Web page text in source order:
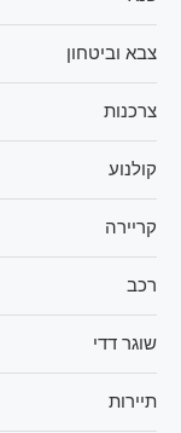
צבא וביטחון
צרכנות
קולנוע
קריירה
רכב
שוגר דדי
תיירות